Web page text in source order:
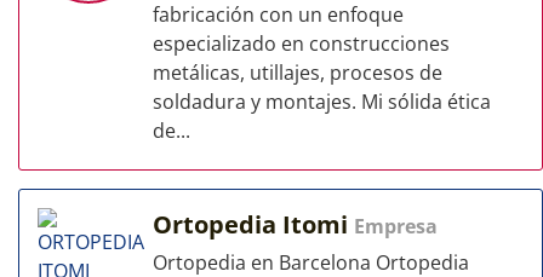
fabricación con un enfoque
especializado en construcciones
metálicas, utillajes, procesos de
soldadura y montajes. Mi sólida ética
de...
Ortopedia Itomi Empresa
Ortopedia en Barcelona Ortopedia